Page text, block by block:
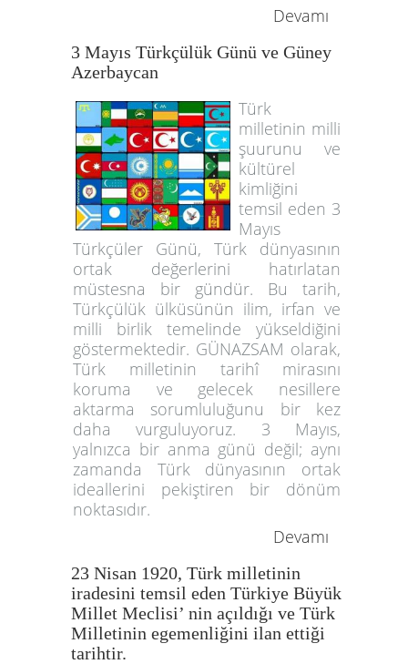
Devamı
3 Mayıs Türkçülük Günü ve Güney
Azerbaycan
Türk
milletinin milli
şuurunu ve
kültürel
kimliğini
temsil eden 3
Mayıs
Türkçüler Günü, Türk dünyasının
ortak değerlerini hatırlatan
müstesna bir gündür. Bu tarih,
Türkçülük ülküsünün ilim, irfan ve
milli birlik temelinde yükseldiğini
göstermektedir. GÜNAZSAM olarak,
Türk milletinin tarihî mirasını
koruma ve gelecek nesillere
aktarma sorumluluğunu bir kez
daha vurguluyoruz. 3 Mayıs,
yalnızca bir anma günü değil; aynı
zamanda Türk dünyasının ortak
ideallerini pekiştiren bir dönüm
noktasıdır.
Devamı
23 Nisan 1920, Türk milletinin
iradesini temsil eden Türkiye Büyük
Millet Meclisi’ nin açıldığı ve Türk
Milletinin egemenliğini ilan ettiği
tarihtir.